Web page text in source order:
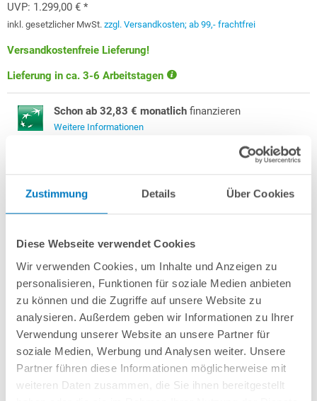
Zustimmung Details Über Cookies
Diese Webseite verwendet Cookies
Wir verwenden Cookies, um Inhalte und Anzeigen zu
personalisieren, Funktionen für soziale Medien anbieten
zu können und die Zugriffe auf unsere Website zu
analysieren. Außerdem geben wir Informationen zu Ihrer
Verwendung unserer Website an unsere Partner für
soziale Medien, Werbung und Analysen weiter. Unsere
Partner führen diese Informationen möglicherweise mit
weiteren Daten zusammen, die Sie ihnen bereitgestellt
UVP: 1.299,00 € *
inkl. gesetzlicher MwSt. zzgl. Versandkosten; ab 99,- frachtfrei
Versandkostenfreie Lieferung!
Lieferung in ca. 3-6 Arbeitstagen
Schon ab 32,83 € monatlich finanzieren
Weitere Informationen
aus 0,6 mm starker, feuerverzinkter Stahlwand + sehr passgenauer, blauer
Bodenschienen aus Kunststoff inblau
PURE-Set
Unterlegvlies 300 g/m²
Einbauskimmer und Einlaufdüse
SandfilteranlagePOOLSANAPLUS 300 / Pump 75(FilterbehälterMade
Germany ) inkl. Filtersand
Schlauchset Ø 38 mm